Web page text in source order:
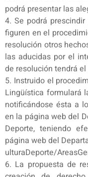
podrá presentar las
4. Se podrá
figuren en el
resolución otros
las aducidas por el
de resolución tendrá
5. Instruido el
Lingüística formulará
notificándose ésta a
en la página web del
Deporte, teniendo
página web del
ulturaDeporte/
6. La propuesta de